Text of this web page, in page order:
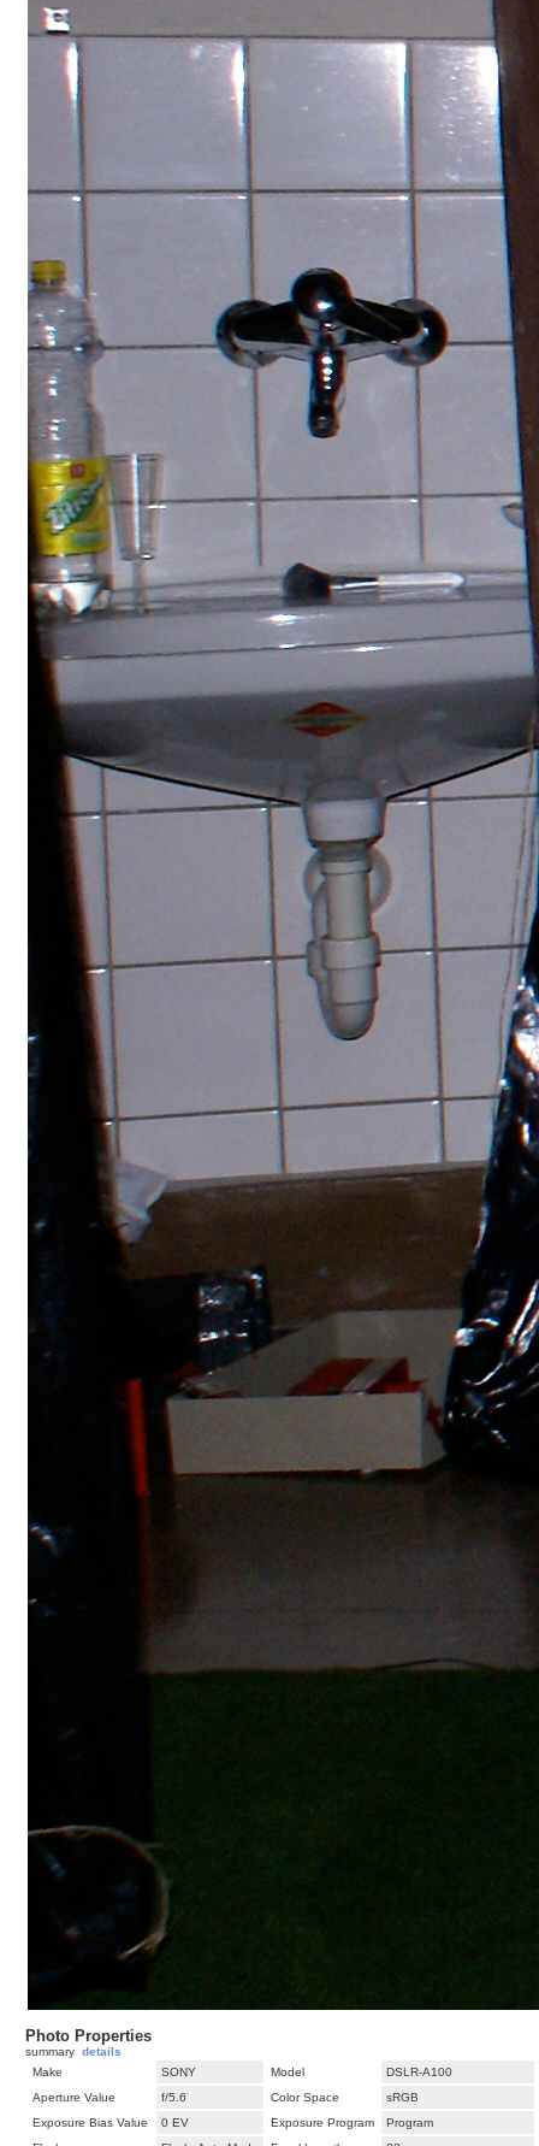
Photo Properties
summary details
Make
SONY Model
DSLR-A100
Aperture Value
f/5.6 Color Space
sRGB
Exposure Bias Value
0 EV Exposure Program
Program